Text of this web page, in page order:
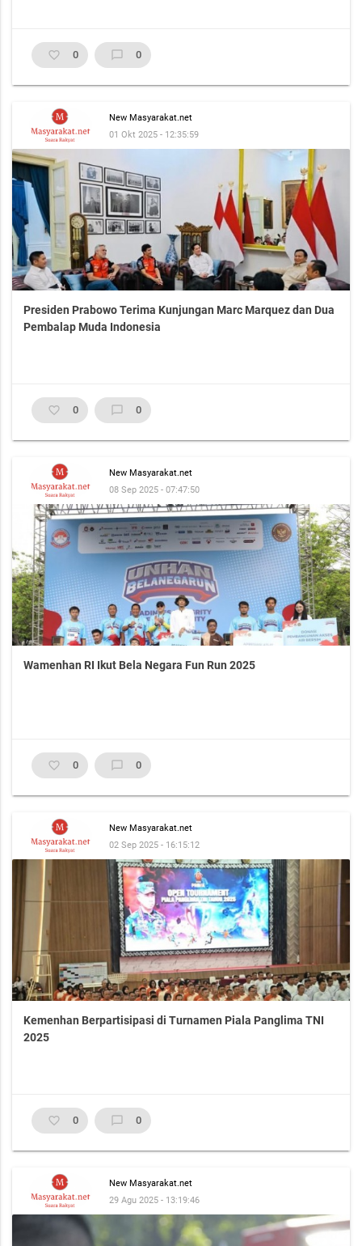
favorite_border 0 chat_bubble_outline 0
New Masyarakat.net
01 Okt 2025 - 12:35:59
Presiden Prabowo Terima Kunjungan Marc Marquez dan Dua
Pembalap Muda Indonesia
favorite_border 0 chat_bubble_outline 0
New Masyarakat.net
08 Sep 2025 - 07:47:50
Wamenhan RI Ikut Bela Negara Fun Run 2025
favorite_border 0 chat_bubble_outline 0
New Masyarakat.net
02 Sep 2025 - 16:15:12
Kemenhan Berpartisipasi di Turnamen Piala Panglima TNI
2025
favorite_border 0 chat_bubble_outline 0
New Masyarakat.net
29 Agu 2025 - 13:19:46